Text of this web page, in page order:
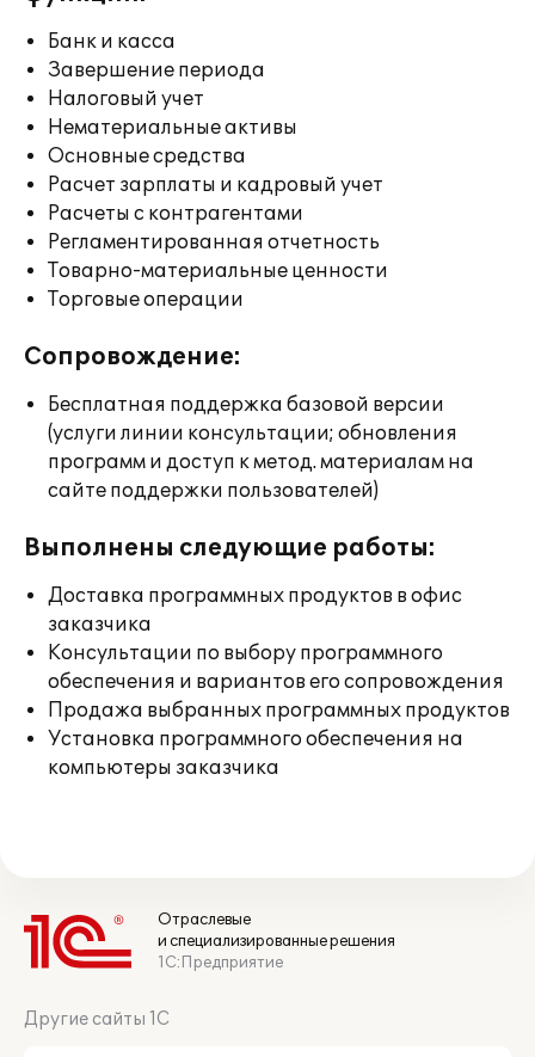
Банк и касса
Завершение периода
Налоговый учет
Нематериальные активы
Основные средства
Расчет зарплаты и кадровый учет
Расчеты с контрагентами
Регламентированная отчетность
Товарно-материальные ценности
Торговые операции
Сопровождение:
Бесплатная поддержка базовой версии
(услуги линии консультации; обновления
программ и доступ к метод. материалам на
сайте поддержки пользователей)
Выполнены следующие работы:
Доставка программных продуктов в офис
заказчика
Консультации по выбору программного
обеспечения и вариантов его сопровождения
Продажа выбранных программных продуктов
Установка программного обеспечения на
компьютеры заказчика
Отраслевые
и специализированные решения
1С:Предприятие
Другие сайты 1С